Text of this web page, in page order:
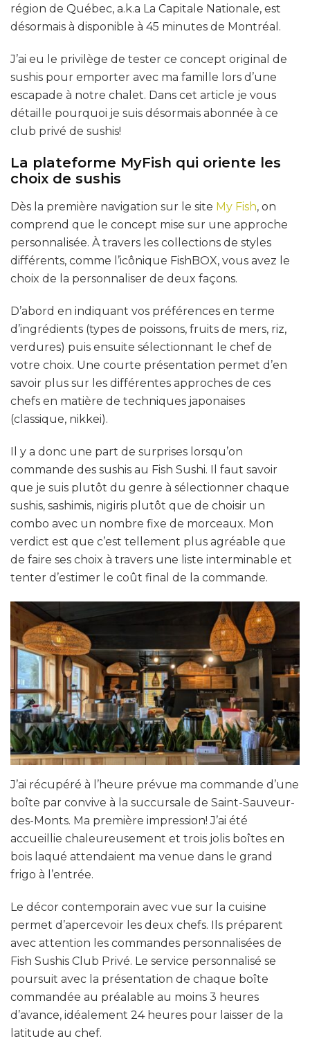
région de Québec, a.k.a La Capitale Nationale, est
désormais à disponible à 45 minutes de Montréal.
J’ai eu le privilège de tester ce concept original de
sushis pour emporter avec ma famille lors d’une
escapade à notre chalet. Dans cet article je vous
détaille pourquoi je suis désormais abonnée à ce
club privé de sushis!
La plateforme MyFish qui oriente les
choix de sushis
Dès la première navigation sur le site My Fish, on
comprend que le concept mise sur une approche
personnalisée. À travers les collections de styles
différents, comme l’icônique FishBOX, vous avez le
choix de la personnaliser de deux façons.
D’abord en indiquant vos préférences en terme
d’ingrédients (types de poissons, fruits de mers, riz,
verdures) puis ensuite sélectionnant le chef de
votre choix. Une courte présentation permet d’en
savoir plus sur les différentes approches de ces
chefs en matière de techniques japonaises
(classique, nikkei).
Il y a donc une part de surprises lorsqu’on
commande des sushis au Fish Sushi. Il faut savoir
que je suis plutôt du genre à sélectionner chaque
sushis, sashimis, nigiris plutôt que de choisir un
combo avec un nombre fixe de morceaux. Mon
verdict est que c’est tellement plus agréable que
de faire ses choix à travers une liste interminable et
tenter d’estimer le coût final de la commande.
J’ai récupéré à l’heure prévue ma commande d’une
boîte par convive à la succursale de Saint-Sauveur-
des-Monts. Ma première impression! J’ai été
accueillie chaleureusement et trois jolis boîtes en
bois laqué attendaient ma venue dans le grand
frigo à l’entrée.
Le décor contemporain avec vue sur la cuisine
permet d’apercevoir les deux chefs. Ils préparent
avec attention les commandes personnalisées de
Fish Sushis Club Privé. Le service personnalisé se
poursuit avec la présentation de chaque boîte
commandée au préalable au moins 3 heures
d’avance, idéalement 24 heures pour laisser de la
latitude au chef.